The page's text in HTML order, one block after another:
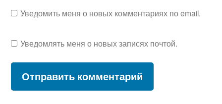
Уведомить меня о новых комментариях по email.
Уведомлять меня о новых записях почтой.